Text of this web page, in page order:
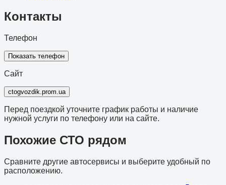
Контакты
Телефон
Показать телефон
Сайт
ctogvozdik.prom.ua
Перед поездкой уточните график работы и наличие
нужной услуги по телефону или на сайте.
Похожие СТО рядом
Сравните другие автосервисы и выберите удобный по
расположению.